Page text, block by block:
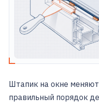
Штапик на окне
правильный порядок